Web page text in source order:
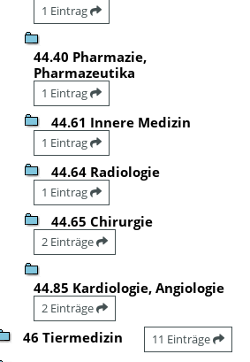
1 Eintrag
44.40 Pharmazie,
Pharmazeutika
1 Eintrag
44.61 Innere Medizin
1 Eintrag
44.64 Radiologie
1 Eintrag
44.65 Chirurgie
2 Einträge
44.85 Kardiologie, Angiologie
2 Einträge
46 Tiermedizin 11 Einträge